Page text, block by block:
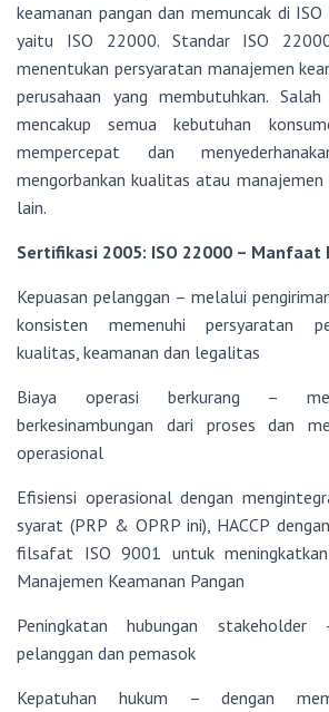
keamanan pangan dan memuncak di
yaitu ISO 22000. Standar ISO
menentukan persyaratan manajemen
perusahaan yang membutuhkan.
mencakup semua kebutuhan
mempercepat dan
mengorbankan kualitas atau
lain.
Sertifikasi 2005: ISO 22000 – Manfaat
Kepuasan pelanggan – melalui
konsisten memenuhi persyaratan
kualitas, keamanan dan legalitas
Biaya operasi berkurang –
berkesinambungan dari proses dan
operasional
Efisiensi operasional dengan
syarat (PRP & OPRP ini), HACCP
filsafat ISO 9001 untuk
Manajemen Keamanan Pangan
Peningkatan hubungan
pelanggan dan pemasok
Kepatuhan hukum – dengan